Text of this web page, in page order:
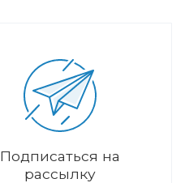
Подписаться на
рассылку